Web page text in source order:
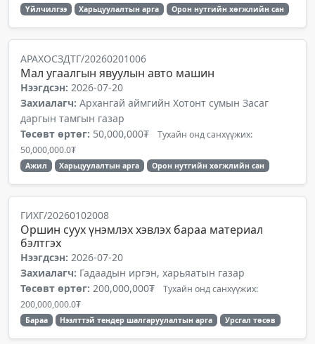
Үйлчилгээ Харьцуулалтын арга Орон нутгийн хөгжлийн сан
АРАХОСЗДТГ/20260201006
Мал угаалгын явуулын авто машин
Нээгдсэн: 2026-07-20
Захиалагч: Архангай аймгийн Хотонт сумын Засаг
даргын тамгын газар
Төсөвт өртөг: 50,000,000₮ Тухайн онд санхүүжих:
50,000,000.0₮
Ажил Харьцуулалтын арга Орон нутгийн хөгжлийн сан
ГИХГ/20260102008
Оршин суух үнэмлэх хэвлэх бараа материал
бэлтгэх
Нээгдсэн: 2026-07-20
Захиалагч: Гадаадын иргэн, харьяатын газар
Төсөвт өртөг: 200,000,000₮ Тухайн онд санхүүжих:
200,000,000.0₮
Бараа Нээлттэй тендер шалгаруулалтын арга Урсгал төсөв